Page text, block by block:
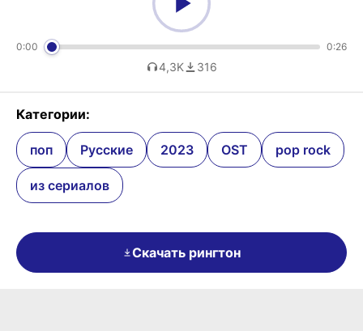
0:00 0:26
4,3K 316
Категории:
поп Русские 2023 OST pop rock
из сериалов
Скачать рингтон